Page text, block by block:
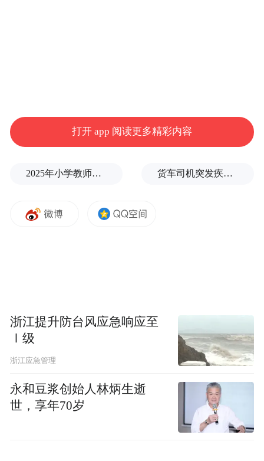
道建设，积极对接高速路网交通项目布局，
外联通、高效便捷的综合交通体系。要积极
引外出人员回流，强化用工要素支撑。要以
不断夯实高质量发展根基。
刘源强调，要以“一往无前”的信心勇毅前
行。从陈家港战役军民同心、保障民生的历
史实践中汲取奋进力量，传承改造苏北盐碱
荒滩战天斗地的拼搏精神，紧扣“向东向海向
未来，强富美高响水潮”的奋进航向，勇立发
打开 app 阅读更多精彩内容
2025年小学教师减少13.19万 货车司机突发疾病晕倒车轮边，陌生同行第一时间发现并救助
浙江提升防台风应急响应至
Ⅰ级
浙江应急管理
永和豆浆创始人林炳生逝
世，享年70岁